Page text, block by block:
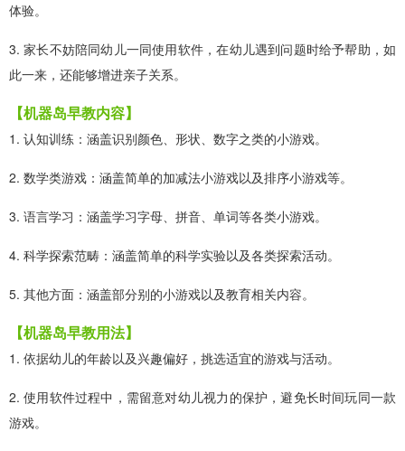
体验。
3. 家长不妨陪同幼儿一同使用软件，在幼儿遇到问题时给予帮助，如
此一来，还能够增进亲子关系。
【机器岛早教内容】
1. 认知训练：涵盖识别颜色、形状、数字之类的小游戏。
2. 数学类游戏：涵盖简单的加减法小游戏以及排序小游戏等。
3. 语言学习：涵盖学习字母、拼音、单词等各类小游戏。
4. 科学探索范畴：涵盖简单的科学实验以及各类探索活动。
5. 其他方面：涵盖部分别的小游戏以及教育相关内容。
【机器岛早教用法】
1. 依据幼儿的年龄以及兴趣偏好，挑选适宜的游戏与活动。
2. 使用软件过程中，需留意对幼儿视力的保护，避免长时间玩同一款
游戏。